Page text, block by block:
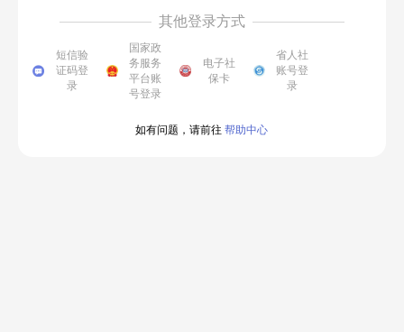
其他登录方式
短信验
证码登
录
国家政
务服务
平台账
号登录
电子社
保卡
省人社
账号登
录
如有问题，请前往 帮助中心